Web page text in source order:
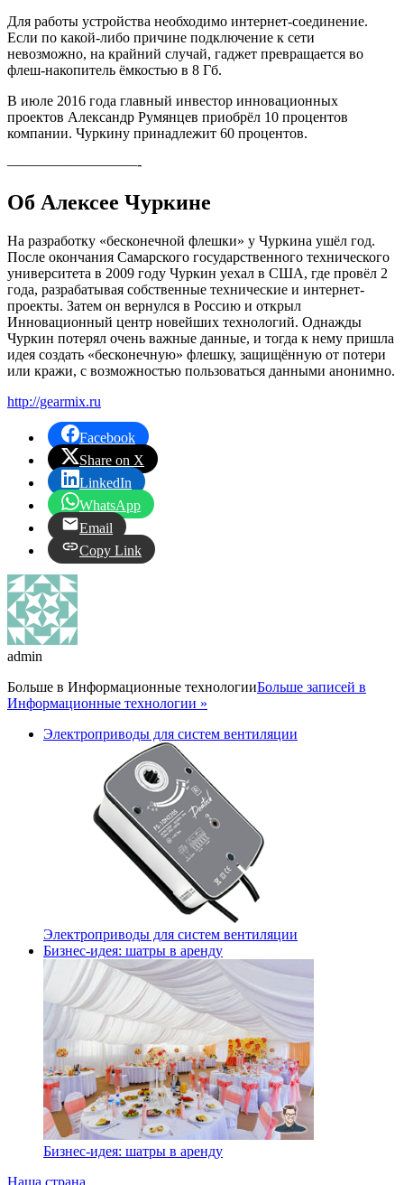
Для работы устройства необходимо интернет-соединение.
Если по какой-либо причине подключение к сети
невозможно, на крайний случай, гаджет превращается во
флеш-накопитель ёмкостью в 8 Гб.
В июле 2016 года главный инвестор инновационных
проектов Александр Румянцев приобрёл 10 процентов
компании. Чуркину принадлежит 60 процентов.
—————————-
Об Алексее Чуркине
На разработку «бесконечной флешки» у Чуркина ушёл год.
После окончания Самарского государственного технического
университета в 2009 году Чуркин уехал в США, где провёл 2
года, разрабатывая собственные технические и интернет-
проекты. Затем он вернулся в Россию и открыл
Инновационный центр новейших технологий. Однажды
Чуркин потерял очень важные данные, и тогда к нему пришла
идея создать «бесконечную» флешку, защищённую от потери
или кражи, с возможностью пользоваться данными анонимно.
http://gearmix.ru
Facebook
Share on X
LinkedIn
WhatsApp
Email
Copy Link
admin
Больше в Информационные технологииБольше записей в
Информационные технологии »
Электроприводы для систем вентиляции
Электроприводы для систем вентиляции
Бизнес-идея: шатры в аренду
Бизнес-идея: шатры в аренду
Наша страна